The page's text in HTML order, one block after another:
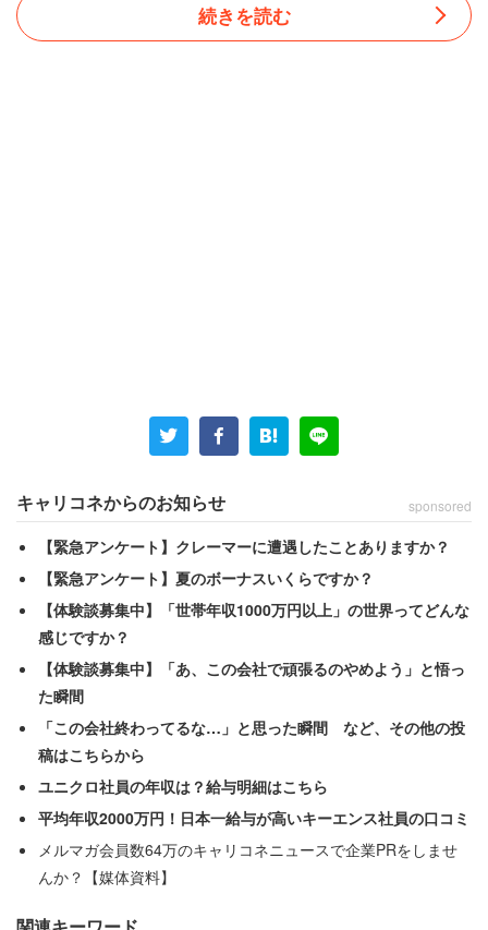
た。そうしたこともあり、女性がお寺を詣でたことを知っ
「子宝にご利益があることで有名な観音寺に行った
ら、義母は座布団を蹴り上げ『ウチは神主よ！坊主
に拝まれるなんて汚らわしい！』と怒鳴りつけてき
ました」
そのことに女性は納得いかない。義実家は60歳まで仏教徒
で、現在も「葬儀は仏教で」と言っているという。矛盾す
る義母の発言に、女性は「絶対に許せません」という。
そんな姑は、女性の出産を見舞いに病室を訪れたこともあ
った。その際「雅子様が愛子様に読み聞かせていたもの
続きを読む
キャリコネからのお知らせ sponsored
【緊急アンケート】クレーマーに遭遇したことありますか？
【緊急アンケート】夏のボーナスいくらですか？
【体験談募集中】「世帯年収1000万円以上」の世界ってどんな
感じですか？
【体験談募集中】「あ、この会社で頑張るのやめよう」と悟っ
た瞬間
「この会社終わってるな…」と思った瞬間 など、その他の投
稿はこちらから
ユニクロ社員の年収は？給与明細はこちら
平均年収2000万円！日本一給与が高いキーエンス社員の口コミ
メルマガ会員数64万のキャリコネニュースで企業PRをしませ
んか？【媒体資料】